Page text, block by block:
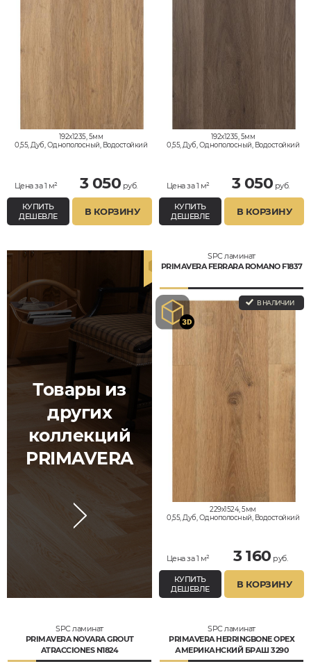
192x1235, 5мм
0,55, Дуб, Однополосный, Водостойкий
Цена за 1 м² 3 050 руб.
КУПИТЬ
ДЕШЕВЛЕ
В КОРЗИНУ
192x1235, 5мм
0,55, Дуб, Однополосный, Водостойкий
Цена за 1 м² 3 050 руб.
КУПИТЬ
ДЕШЕВЛЕ
В КОРЗИНУ
Товары из
других
коллекций
PRIMAVERA
SPC ламинат
PRIMAVERA FERRARA ROMANO F1837
В НАЛИЧИИ
229x1524, 5мм
0,55, Дуб, Однополосный, Водостойкий
Цена за 1 м² 3 160 руб.
КУПИТЬ
ДЕШЕВЛЕ
В КОРЗИНУ
SPC ламинат
PRIMAVERA NOVARA GROUT
ATRACCIONES N1824
SPC ламинат
PRIMAVERA HERRINGBONE ОРЕХ
АМЕРИКАНСКИЙ БРАШ 3290